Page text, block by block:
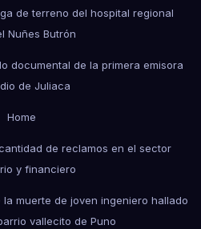
de terreno del hospital regional
Nuñes Butrón
documental de la primera emisora
de Juliaca
Home
de reclamos en el sector
y financiero
muerte de joven ingeniero hallado
vallecito de Puno